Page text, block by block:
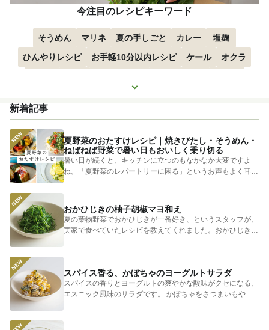
今注目のレシピキーワード
そうめん マリネ 夏の手しごと カレー
塩麹
ひんやりレシピ
お手軽10分以内レシピ ケール
オクラ
もっと見る
新着記事
夏野菜のおたすけレシピ｜焼きびたし・そうめん・
ねばねば野菜で暑い日もおいしく乗り切る
暑い日が続くと、キッチンに立つのもなかなか大変ですよ
ね。「夏野菜のレパートリーに困る」というお声もよく耳に
します。 そ...
おかひじきの柚子胡椒マヨ和え
夏の葉物野菜でおかひじきが一番好き、というスタッフが、
実家で食べていたレシピを教えてくれました。おかひじきの
スパイス香る、かぼちゃのヨーグルトサラダ
スパイスの香りとヨーグルトの爽やかな酸味がクセになる、
エスニック風味のサラダです。 かぼちゃをさつまいもやじ